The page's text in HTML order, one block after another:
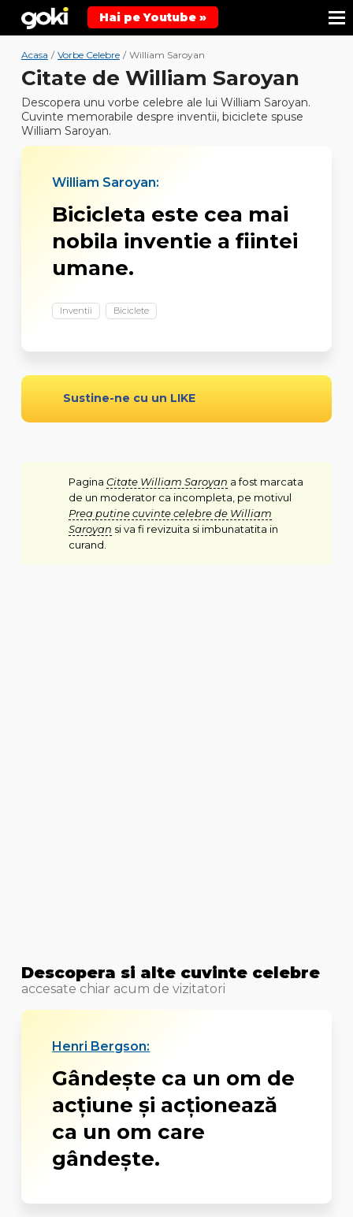
Hai pe Youtube »
Acasa / Vorbe Celebre / William Saroyan
Citate de William Saroyan
Descopera unu vorbe celebre ale lui William Saroyan.
Cuvinte memorabile despre inventii, biciclete spuse
William Saroyan.
William Saroyan:
Bicicleta este cea mai
nobila inventie a fiintei
umane.
Inventii Biciclete
Sustine-ne cu un LIKE
Pagina Citate William Saroyan a fost marcata
de un moderator ca incompleta, pe motivul
Prea putine cuvinte celebre de William
Saroyan si va fi revizuita si imbunatatita in
curand.
Descopera si alte cuvinte celebre
accesate chiar acum de vizitatori
Henri Bergson:
Gândește ca un om de
acțiune și acționează
ca un om care
gândește.